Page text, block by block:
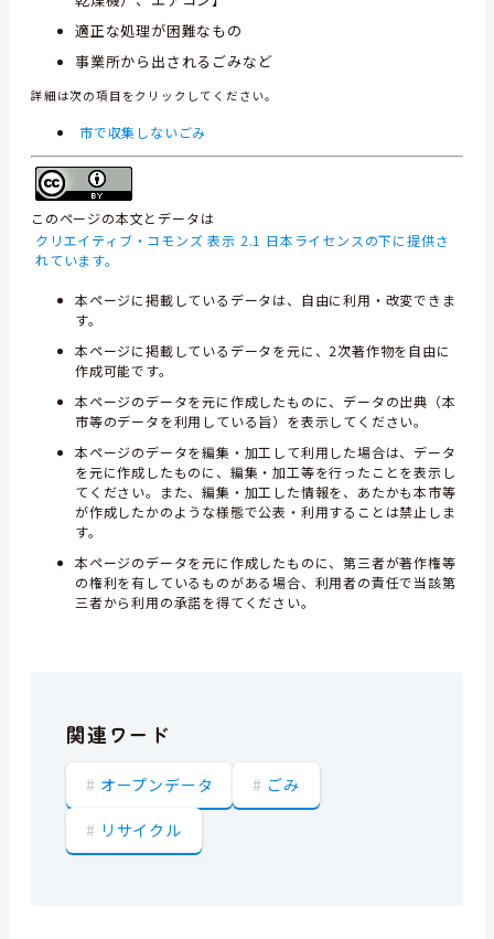
適正な処理が困難なもの
事業所から出されるごみなど
詳細は次の項目をクリックしてください。
市で収集しないごみ
このページの本文とデータは
クリエイティブ・コモンズ 表示 2.1 日本ライセンスの下に提供さ
れています。
本ページに掲載しているデータは、自由に利用・改変できま
す。
本ページに掲載しているデータを元に、2次著作物を自由に
作成可能です。
本ページのデータを元に作成したものに、データの出典（本
市等のデータを利用している旨）を表示してください。
本ページのデータを編集・加工して利用した場合は、データ
を元に作成したものに、編集・加工等を行ったことを表示し
てください。また、編集・加工した情報を、あたかも本市等
が作成したかのような様態で公表・利用することは禁止しま
す。
本ページのデータを元に作成したものに、第三者が著作権等
の権利を有しているものがある場合、利用者の責任で当該第
三者から利用の承諾を得てください。
関連ワード
オープンデータ ごみ
リサイクル